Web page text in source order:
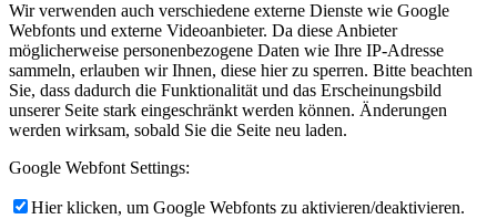
Wir verwenden auch verschiedene externe Dienste wie Google
Webfonts und externe Videoanbieter. Da diese Anbieter
möglicherweise personenbezogene Daten wie Ihre IP-Adresse
sammeln, erlauben wir Ihnen, diese hier zu sperren. Bitte beachten
Sie, dass dadurch die Funktionalität und das Erscheinungsbild
unserer Seite stark eingeschränkt werden können. Änderungen
werden wirksam, sobald Sie die Seite neu laden.
Google Webfont Settings:
Hier klicken, um Google Webfonts zu aktivieren/deaktivieren.